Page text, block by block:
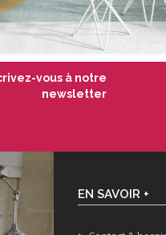
vous à notre
newsletter
EN SAVOIR +